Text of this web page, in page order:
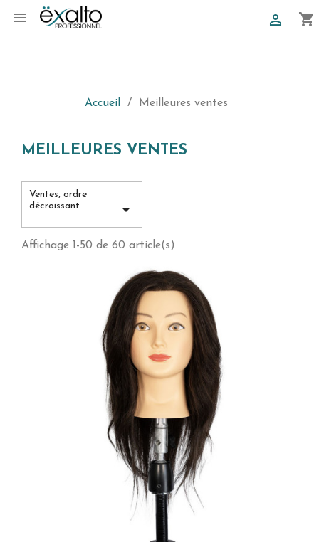
 shopping_cart

Accueil Meilleures ventes
MEILLEURES VENTES
Ventes, ordre
décroissant

Affichage 1-50 de 60 article(s)